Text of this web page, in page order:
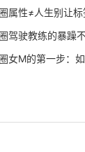
属性≠人生别让
驾驶教练的暴躁
女M的第一步：